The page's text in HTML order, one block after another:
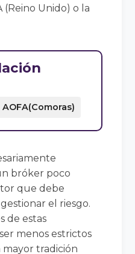
(Reino Unido) o la
AOFA(Comoras)
bróker poco
que debe
el riesgo.
de estas
menos estrictos
mayor tradición